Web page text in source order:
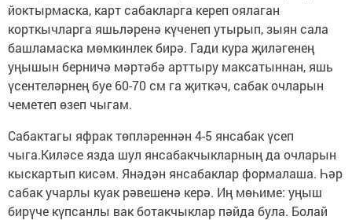
йоктырмаска, карт сабакларга кереп оялаган
корткычларга яшьләренә күченеп утырып, зыян сала
башламаска мөмкинлек бирә. Гади кура җиләгенең
уңышын берничә мәртәбә арттыру максатыннан, яшь
үсентеләрнең буе 60-70 см га җиткәч, сабак очларын
чеметеп өзеп чыгам.
Сабактагы яфрак төпләреннән 4-5 янсабак үсеп
чыга.Киләсе язда шул янсабакчыкларның да очларын
кыскартып кисәм. Янәдән янсабаклар формалаша. Һәр
сабак учарлы куак рәвешенә керә. Иң мөһиме: уңыш
бирүче күпсанлы вак ботакчыклар пәйда була. Болай